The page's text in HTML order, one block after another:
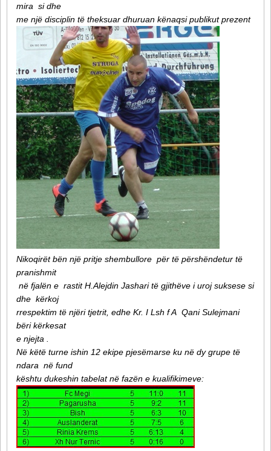
mira si dhe
me një disciplin të theksuar dhuruan kënaqsi publikut prezent
Nikoqirët bën një pritje shembullore për të përshëndetur të
pranishmit
në fjalën e rastit H.Alejdin Jashari të gjithëve i uroj suksese si
dhe kërkoj
rrespektim të njëri tjetrit, edhe Kr. I Lsh f A Qani Sulejmani
bëri kërkesat
e njejta .
Në këtë turne ishin 12 ekipe pjesëmarse ku në dy grupe të
ndara në fund
kështu dukeshin tabelat në fazën e kualifikimeve: